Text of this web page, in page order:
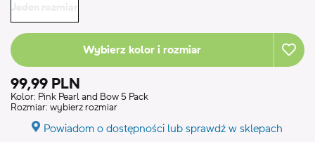
Jeden rozmiar
Wybierz kolor i rozmiar
99,99 PLN
Kolor: Pink Pearl and Bow 5 Pack
Rozmiar: wybierz rozmiar
Powiadom o dostępności lub sprawdź w sklepach